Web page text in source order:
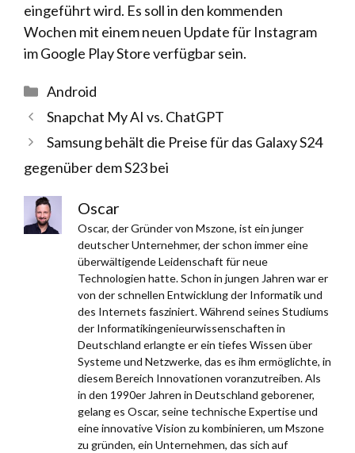
eingeführt wird. Es soll in den kommenden
Wochen mit einem neuen Update für Instagram
im Google Play Store verfügbar sein.
Kategorien
Android
Snapchat My AI vs. ChatGPT
Samsung behält die Preise für das Galaxy S24
gegenüber dem S23 bei
Oscar
Oscar, der Gründer von Mszone, ist ein junger
deutscher Unternehmer, der schon immer eine
überwältigende Leidenschaft für neue
Technologien hatte. Schon in jungen Jahren war er
von der schnellen Entwicklung der Informatik und
des Internets fasziniert. Während seines Studiums
der Informatikingenieurwissenschaften in
Deutschland erlangte er ein tiefes Wissen über
Systeme und Netzwerke, das es ihm ermöglichte, in
diesem Bereich Innovationen voranzutreiben. Als
in den 1990er Jahren in Deutschland geborener,
gelang es Oscar, seine technische Expertise und
eine innovative Vision zu kombinieren, um Mszone
zu gründen, ein Unternehmen, das sich auf